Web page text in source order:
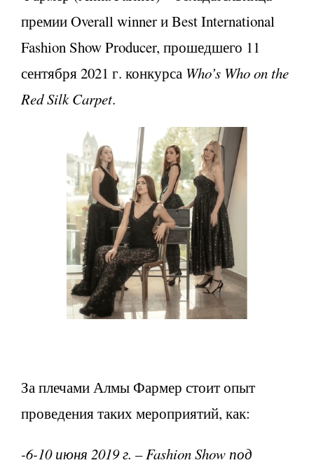
премии Overall winner и Best International
Fashion Show Producer, прошедшего 11
сентября 2021 г. конкурса Who’s Who on the
Red Silk Carpet.
За плечами Алмы Фармер стоит опыт
проведения таких мероприятий, как:
-6-10 июня 2019 г. – Fashion Show под